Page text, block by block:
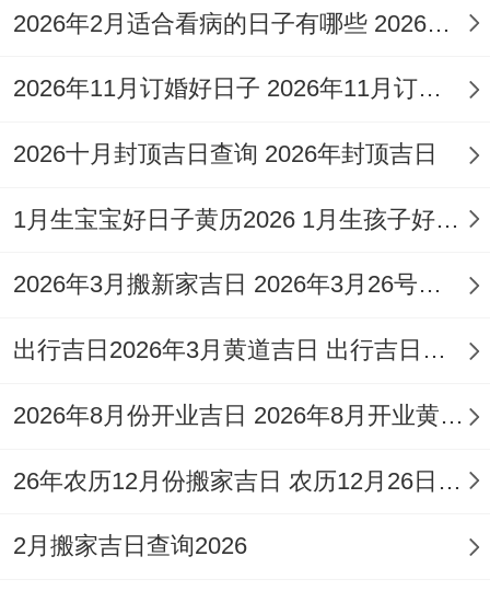
时（中午11点到1点）阳气最盛,能驱散阴
量加持，当然具体还要结合当天的吉时表来
选择。
新墓地风水，确保方位吉利、土壤洁净，准
备必要的工具同物品，如红布、香烛、祭品
能参与...
最大的尊重！这些准备工作做得越充分;仪式
2026年2月适合看病的日子有哪些 2026年2月适合求医的日子
2026年11月订婚好日子 2026年11月订婚的黄道吉日
2026十月封顶吉日查询 2026年封顶吉日
1月生宝宝好日子黄历2026 1月生孩子好日子
2026年3月搬新家吉日 2026年3月26号适合搬家吗
出行吉日2026年3月黄道吉日 出行吉日查询3月
2026年8月份开业吉日 2026年8月开业黄道吉日一览表
26年农历12月份搬家吉日 农历12月26日搬家好吗
2月搬家吉日查询2026